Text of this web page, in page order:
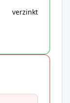
verzinkt